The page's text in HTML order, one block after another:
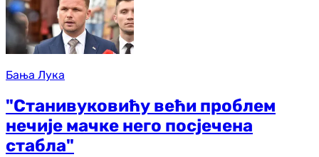
Бања Лука
"Станивуковићу већи проблем
нечије мачке него посјечена
стабла"